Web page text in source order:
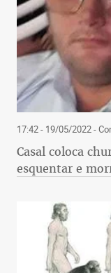
17:42 - 19/05/2022-
Casal coloca
esquentar e